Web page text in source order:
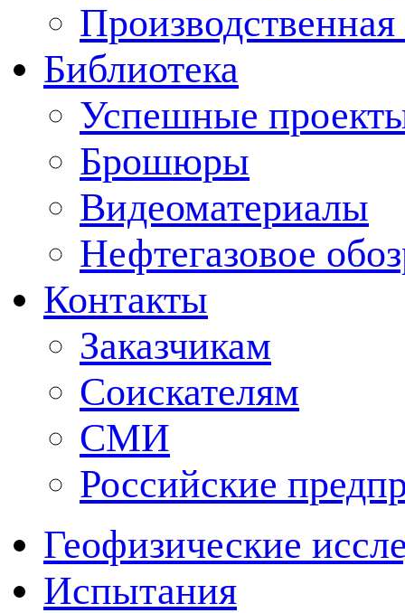
Производственная
Библиотека
Успешные
Брошюры
Видеоматериалы
Нефтегазовое
Контакты
Заказчикам
Соискателям
СМИ
Российские
Геофизические
Испытания